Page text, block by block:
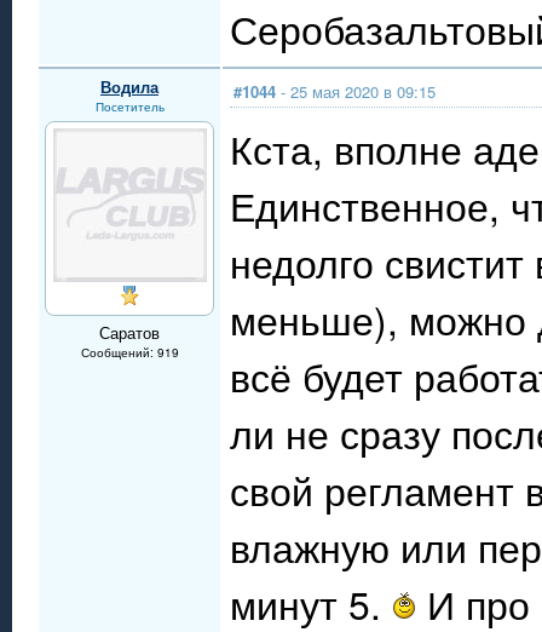
Водила
Посетитель
Саратов
Сообщений: 919
#1044 - 25 мая 2020 в 09:15
Кста, вполне
Единственное,
недолго
меньше), можно
всё будет
ли не сразу
свой регламент
влажную или
минут 5.
И